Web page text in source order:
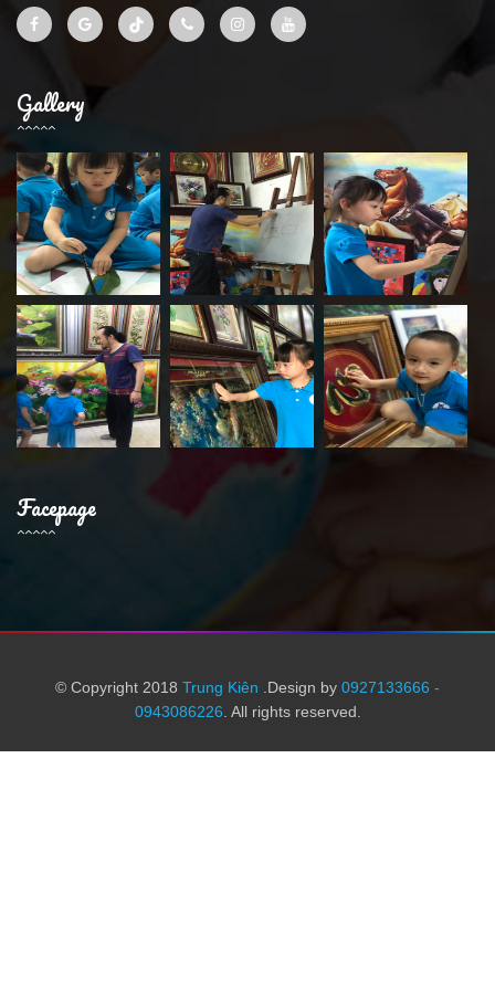
Gallery
Facepage
© Copyright 2018 Trung Kiên .Design by 0927133666 -
0943086226 . All rights reserved.